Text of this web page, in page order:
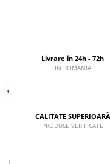
Livrare in 24h - 72h
IN ROMANIA
CALITATE SUPERIOARĂ
PRODUSE VERIFICATE